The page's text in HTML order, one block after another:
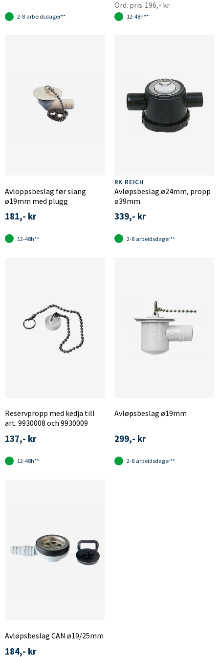
2-8 arbeidsdager**
196,- kr
12-48h**
Avloppsbeslag før slang
ø19mm med plugg
181,- kr
12-48h**
RK REICH
Avløpsbeslag ø24mm, propp
ø39mm
339,- kr
2-8 arbeidsdager**
Reservpropp med kedja till
art. 9930008 och 9930009
137,- kr
12-48h**
Avløpsbeslag ø19mm
299,- kr
2-8 arbeidsdager**
Avløpsbeslag CAN ø19/25mm
184,- kr